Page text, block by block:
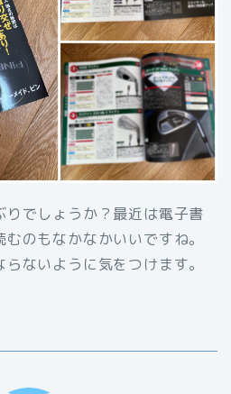
でしょうか？最近は電子書
のもなかなかいいですね。
ないように気をつけます。